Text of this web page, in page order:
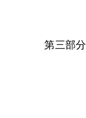
第三部分